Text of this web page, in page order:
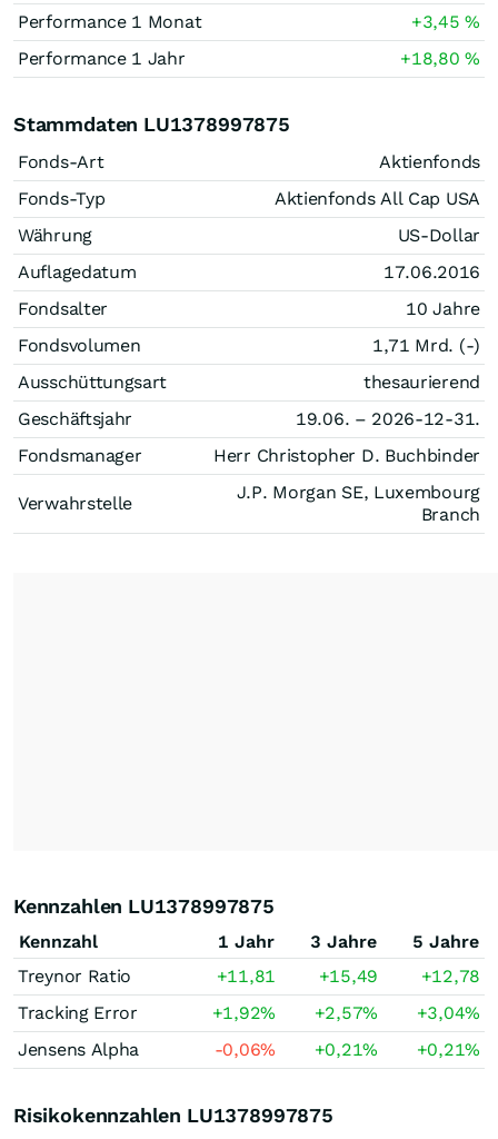
Performance 1 Monat
+3,45%
Performance 1 Jahr
+18,80%
Stammdaten LU1378997875
Fonds-Art
Aktienfonds
Fonds-Typ
Aktienfonds All Cap USA
Währung
US-Dollar
Auflagedatum
17.06.2016
Fondsalter
10 Jahre
Fondsvolumen
1,71 Mrd. (-)
Ausschüttungsart
thesaurierend
Geschäftsjahr
19.06. – 2026-12-31.
Fondsmanager
Herr Christopher D. Buchbinder
Verwahrstelle
J.P. Morgan SE, Luxembourg
Branch
Kennzahlen LU1378997875
Kennzahl 1 Jahr 3 Jahre
5 Jahre
Treynor Ratio
+11,81 +15,49
+12,78
Tracking Error
+1,92% +2,57% +3,04%
Jensens Alpha
-0,06% +0,21% +0,21%
Risikokennzahlen LU1378997875